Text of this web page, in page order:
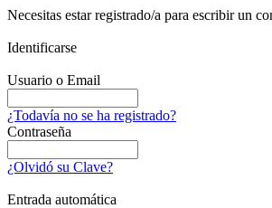
Necesitas estar registrado/a para escribir un
Identificarse
Usuario o Email
¿Todavía no se ha registrado?
Contraseña
¿Olvidó su Clave?
Entrada automática